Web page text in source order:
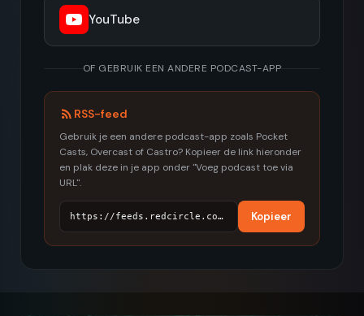
YouTube
OF GEBRUIK EEN ANDERE PODCAST-APP
RSS-feed
Gebruik je een andere podcast-app zoals Pocket
Casts, Overcast of Castro? Kopieer de link hieronder
en plak deze in je app onder "Voeg podcast toe via
URL".
https://feeds.redcircle.com/e34e6354-505d-4db4-8d02-3e4cc033e174 Kopieer